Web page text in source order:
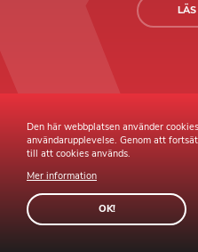
Easyweb
Den här webbplatsen använder
användarupplevelse. Genom att
till att cookies används.
Mer information
OK!